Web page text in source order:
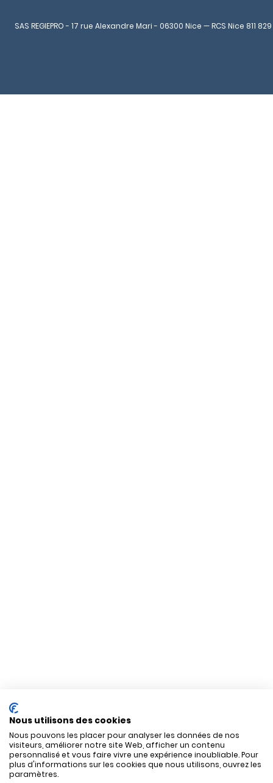
SAS REGIEPRO - 17 rue Alexandre Mari - 06300 Nice — RCS Nice 811
Nous utilisons des cookies
Nous pouvons les placer pour analyser les données de nos
visiteurs, améliorer notre site Web, afficher un contenu
personnalisé et vous faire vivre une expérience inoubliable. Pour
plus d'informations sur les cookies que nous utilisons, ouvrez les
paramètres.